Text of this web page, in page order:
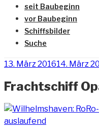
seit Baubeginn
vor Baubeginn
Schiffsbilder
Suche
Veröffentlicht
13. März 201614. März
Frachtschiff